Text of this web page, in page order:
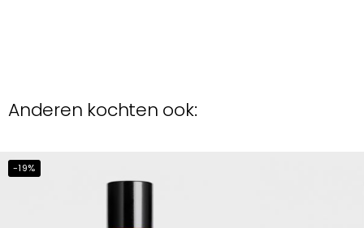
Anderen kochten ook:
-19%